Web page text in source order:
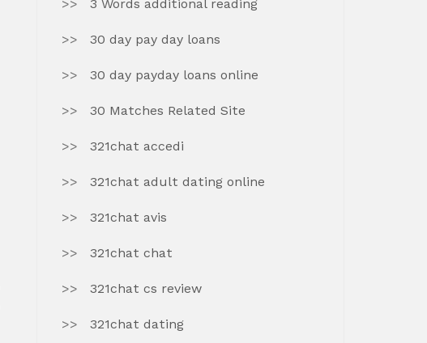
3 Words additional reading
30 day pay day loans
30 day payday loans online
30 Matches Related Site
321chat accedi
321chat adult dating online
321chat avis
321chat chat
321chat cs review
321chat dating